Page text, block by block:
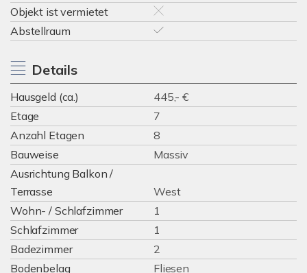
Objekt ist vermietet
Abstellraum
Details
Hausgeld (ca.)
445,- €
Etage
7
Anzahl Etagen
8
Bauweise
Massiv
Ausrichtung Balkon /
Terrasse
West
Wohn- / Schlafzimmer
1
Schlafzimmer
1
Badezimmer
2
Bodenbelag
Fliesen